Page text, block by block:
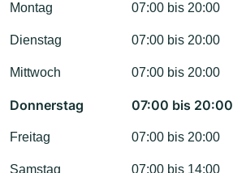
Montag 07:00 bis 20:00
Dienstag 07:00 bis 20:00
Mittwoch 07:00 bis 20:00
Donnerstag 07:00 bis 20:00
Freitag 07:00 bis 20:00
Samstag 07:00 bis 14:00